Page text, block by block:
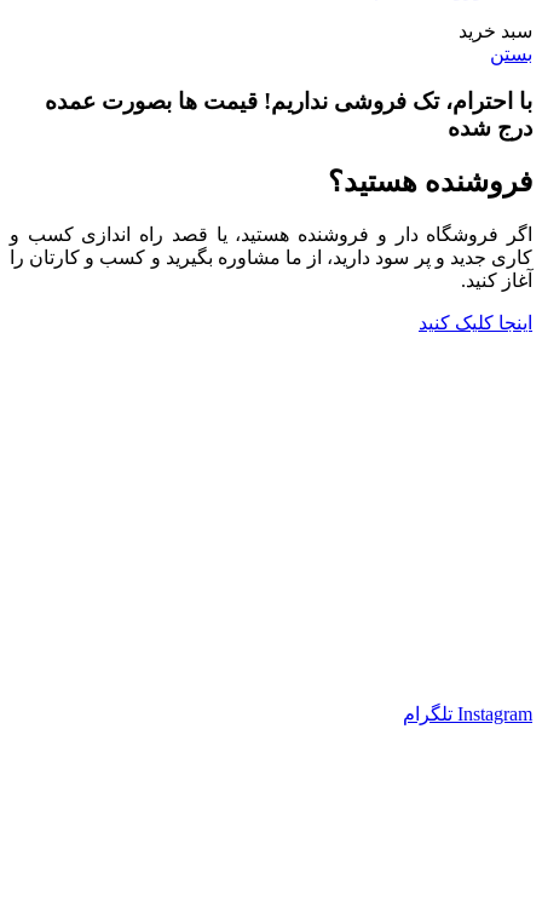
سبد خرید
بستن
با احترام، تک فروشی نداریم! قیمت ها بصورت عمده
درج شده
فروشنده هستید؟
اگر فروشگاه دار و فروشنده هستید، یا قصد راه اندازی کسب و
کاری جدید و پر سود دارید، از ما مشاوره بگیرید و کسب و کارتان را
آغاز کنید.
اینجا کلیک کنید
Instagram تلگرام